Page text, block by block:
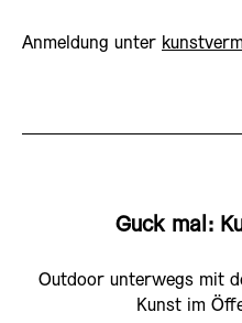
Anmeldung unter
Guck mal:
Outdoor unterwegs mit
Kunst im